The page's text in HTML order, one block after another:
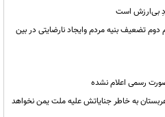
بی‌ارزش است
دوم تضعیف بنیه مردم وایجاد نارضایتی در بین
رسمی اعلام نشده
به خاطر جنایاتش علیه ملت یمن نخواهد